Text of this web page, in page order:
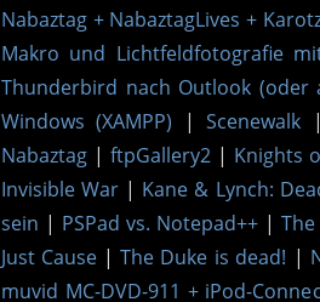
Nabaztag + NabaztagLives +
Makro und Lichtfeldfotografie
Thunderbird nach Outlook (oder
Windows (XAMPP) | Scenewalk
Nabaztag | ftpGallery2 | Knights
Invisible War | Kane & Lynch:
sein | PSPad vs. Notepad++ |
Just Cause | The Duke is dead! |
muvid MC-DVD-911 + iPod-